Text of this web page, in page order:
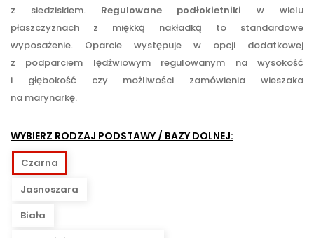
z siedziskiem. Regulowane podłokietniki w wielu
płaszczyznach z miękką nakładką to standardowe
wyposażenie. Oparcie występuje w opcji dodatkowej
z podparciem lędźwiowym regulowanym na wysokość
i głębokość czy możliwości zamówienia wieszaka
na marynarkę.
WYBIERZ RODZAJ PODSTAWY / BAZY DOLNEJ:
Czarna
Jasnoszara
Biała